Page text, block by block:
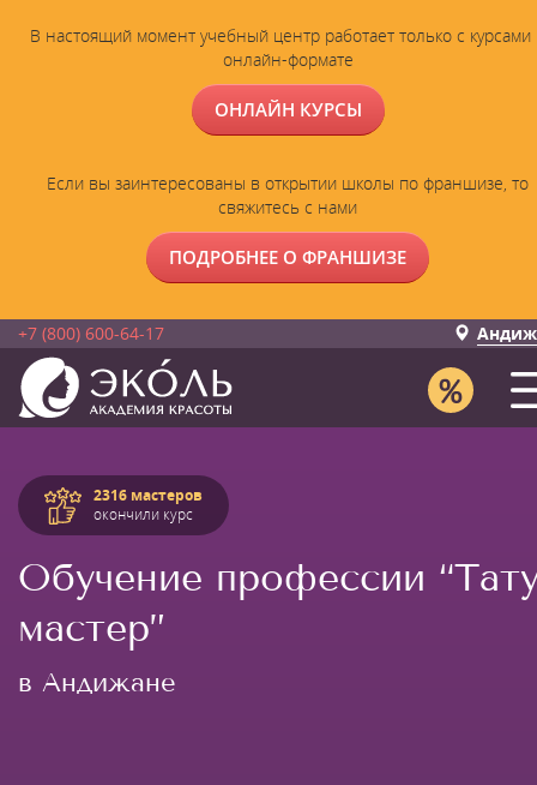
В настоящий момент учебный центр работает только с курсами
онлайн-формате
ОНЛАЙН КУРСЫ
Если вы заинтересованы в открытии школы по франшизе, то
свяжитесь с нами
ПОДРОБНЕЕ О ФРАНШИЗЕ
+7 (800) 600-64-17
2316 мастеров
окончили курс
Обучение профессии
мастер”
в Андижане